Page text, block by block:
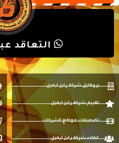
التعاقد
بروفايل شركة رايز ايميل
تقييم شركة رايز ايميل
تصميمات مواقع الشركات
عملاء شركة رايز ايميل